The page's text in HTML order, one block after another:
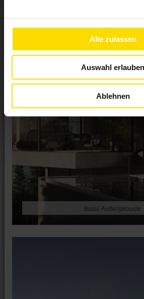
Alle zulassen
Auswahl erlauben
Ablehnen
Basis-Außenjalousie